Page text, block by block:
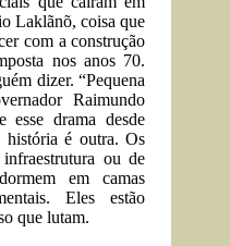
Laklãnõ, coisa que
com a construção
nos anos 70.
dizer. “Pequena
Raimundo
esse drama desde
história é outra. Os
ou de
em camas
Eles estão
que lutam.